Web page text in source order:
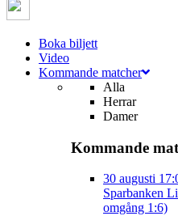
Boka biljett
Video
Kommande matcher
Alla
Herrar
Damer
Kommande
30 augusti
Sparbanken
omgång 1:6)